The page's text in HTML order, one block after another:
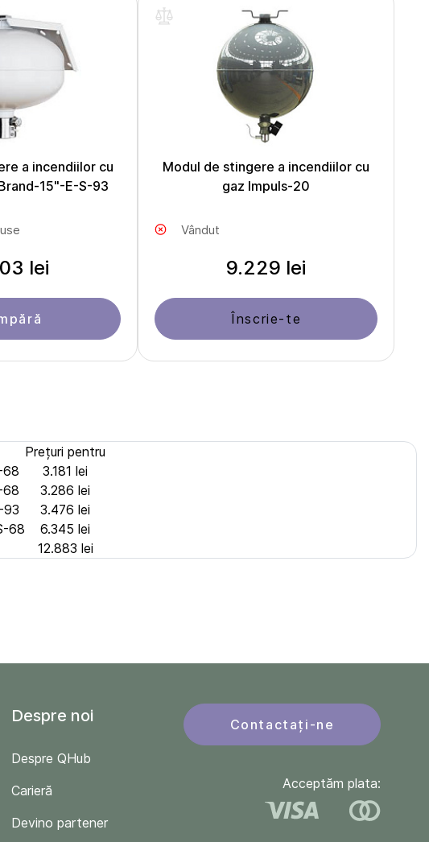
a incendiilor cu
15"-E-S-93
lei
Modul de stingere a incendiilor cu
gaz Impuls-20
Vândut
9.229 lei
Înscrie-te
Prețuri pentru
68
3.181 lei
68
3.286 lei
93
3.476 lei
68
6.345 lei
12.883 lei
Despre noi
Despre QHub
Carieră
Devino partener
Contactați-ne
Acceptăm plata: